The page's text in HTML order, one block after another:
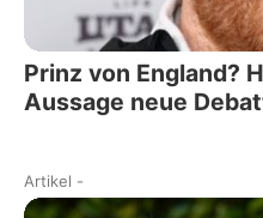
Prinz von England?
Aussage neue
Artikel -